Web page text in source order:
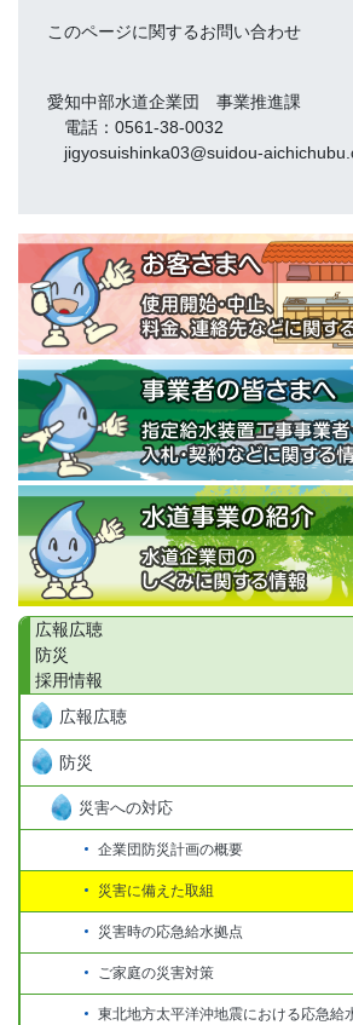
広報広聴
防災
採用情報
広報広聴
防災
災害への対応
企業団防災計画の概要
災害に備えた取組
災害時の応急給水拠点
ご家庭の災害対策
東北地方太平洋沖地震における応急給
このページに関するお問い合わせ
愛知中部水道企業団 事業推進課
電話：0561-38-0032
jigyosuishinka03@suidou-